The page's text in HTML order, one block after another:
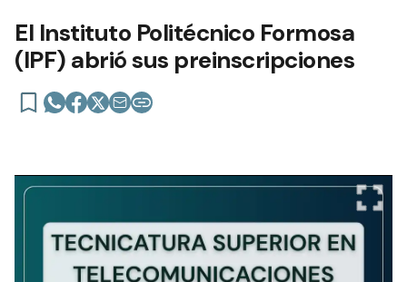
El Instituto Politécnico Formosa
(IPF) abrió sus preinscripciones